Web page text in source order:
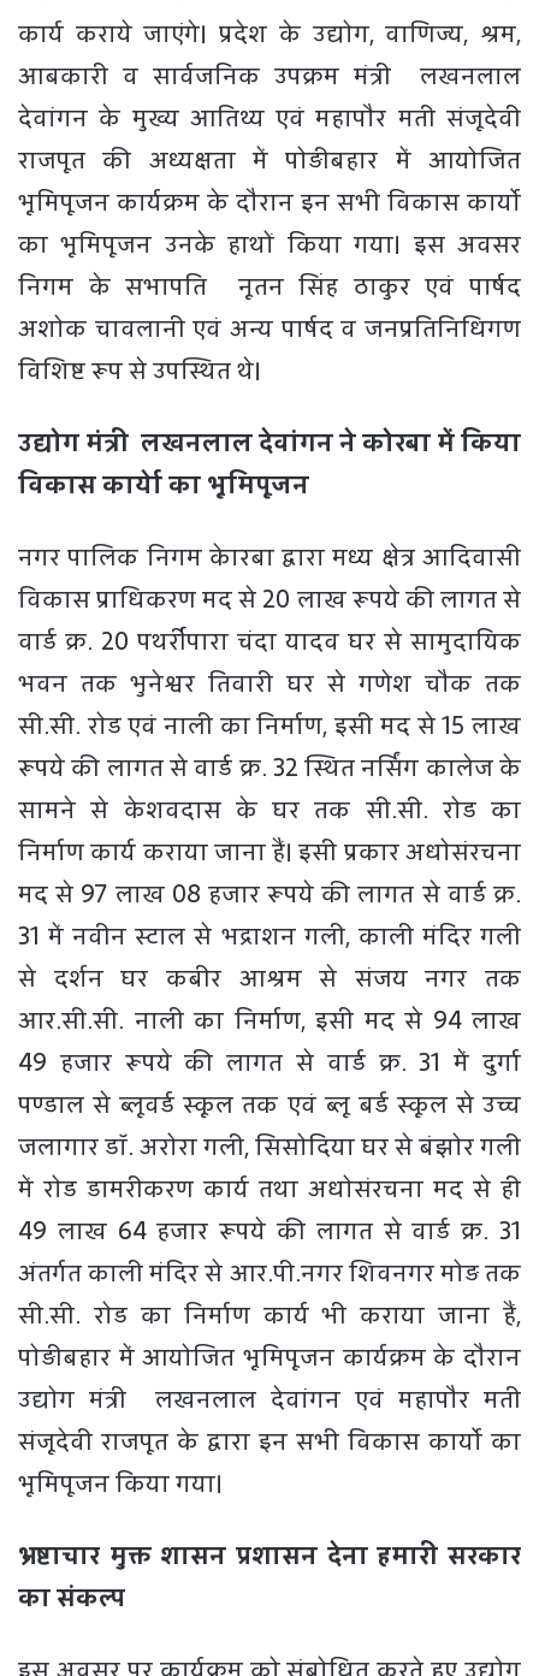
कार्य कराये जाएंगे। प्रदेश के उद्योग, वाणिज्य, श्रम,
आबकारी व सार्वजनिक उपक्रम मंत्री लखनलाल
देवांगन के मुख्य आतिथ्य एवं महापौर मती संजूदेवी
राजपूत की अध्यक्षता में पोड़ीबहार में आयोजित
भूमिपूजन कार्यक्रम के दौरान इन सभी विकास कार्याे
का भूमिपूजन उनके हाथों किया गया। इस अवसर
निगम के सभापति नूतन सिंह ठाकुर एवं पार्षद
अशोक चावलानी एवं अन्य पार्षद व जनप्रतिनिधिगण
विशिष्ट रूप से उपस्थित थे।
उद्योग मंत्री लखनलाल देवांगन ने कोरबा में किया
विकास कार्येा का भूमिपूजन
नगर पालिक निगम केारबा द्वारा मध्य क्षेत्र आदिवासी
विकास प्राधिकरण मद से 20 लाख रूपये की लागत से
वार्ड क्र. 20 पथर्रीपारा चंदा यादव घर से सामुदायिक
भवन तक भुनेश्वर तिवारी घर से गणेश चौक तक
सी.सी. रोड एवं नाली का निर्माण, इसी मद से 15 लाख
रूपये की लागत से वार्ड क्र. 32 स्थित नर्सिंग कालेज के
सामने से केशवदास के घर तक सी.सी. रोड का
निर्माण कार्य कराया जाना हैं। इसी प्रकार अधोसंरचना
मद से 97 लाख 08 हजार रूपये की लागत से वार्ड क्र.
31 में नवीन स्टाल से भद्राशन गली, काली मंदिर गली
से दर्शन घर कबीर आश्रम से संजय नगर तक
आर.सी.सी. नाली का निर्माण, इसी मद से 94 लाख
49 हजार रूपये की लागत से वार्ड क्र. 31 में दुर्गा
पण्डाल से ब्लूवर्ड स्कूल तक एवं ब्लू बर्ड स्कूल से उच्च
जलागार डॉ. अरोरा गली, सिसोदिया घर से बंझोर गली
में रोड डामरीकरण कार्य तथा अधोसंरचना मद से ही
49 लाख 64 हजार रूपये की लागत से वार्ड क्र. 31
अंतर्गत काली मंदिर से आर.पी.नगर शिवनगर मोड़ तक
सी.सी. रोड का निर्माण कार्य भी कराया जाना हैं,
पोड़ीबहार में आयोजित भूमिपूजन कार्यक्रम के दौरान
उद्योग मंत्री लखनलाल देवांगन एवं महापौर मती
संजूदेवी राजपूत के द्वारा इन सभी विकास कार्याे का
भूमिपूजन किया गया।
भ्रष्टाचार मुक्त शासन प्रशासन देना हमारी सरकार
का संकल्प